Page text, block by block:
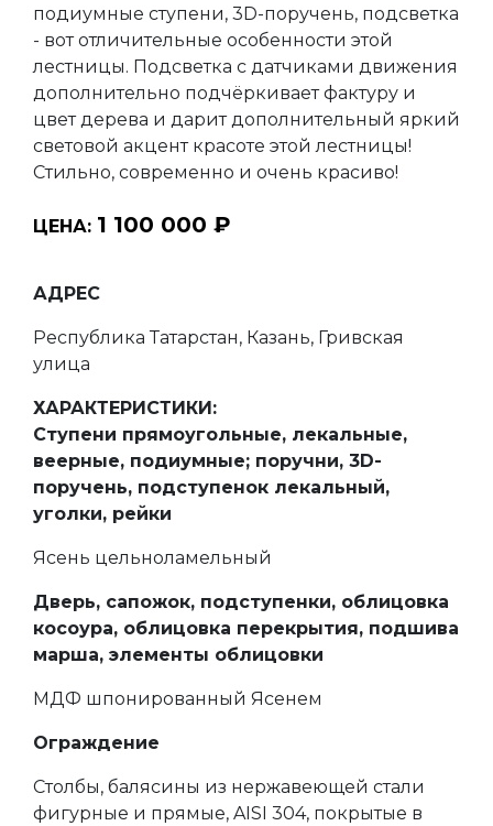
подиумные ступени, 3D-поручень, подсветка
- вот отличительные особенности этой
лестницы. Подсветка с датчиками движения
дополнительно подчёркивает фактуру и
цвет дерева и дарит дополнительный яркий
световой акцент красоте этой лестницы!
Стильно, современно и очень красиво!
ЦЕНА: 1 100 000 ₽
АДРЕС
Республика Татарстан, Казань, Гривская
улица
ХАРАКТЕРИСТИКИ:
Ступени прямоугольные, лекальные,
веерные, подиумные; поручни, 3D-
поручень, подступенок лекальный,
уголки, рейки
Ясень цельноламельный
Дверь, сапожок, подступенки, облицовка
косоура, облицовка перекрытия, подшива
марша, элементы облицовки
МДФ шпонированный Ясенем
Ограждение
Столбы, балясины из нержавеющей стали
фигурные и прямые, AISI 304, покрытые в